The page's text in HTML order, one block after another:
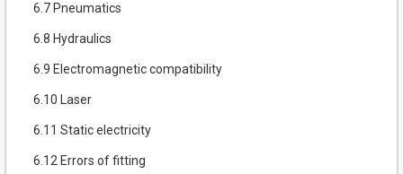
6.7 Pneumatics
6.8 Hydraulics
6.9 Electromagnetic compatibility
6.10 Laser
6.11 Static electricity
6.12 Errors of fitting